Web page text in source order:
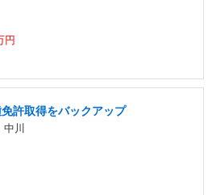
円
許取得をバックアップ
中川